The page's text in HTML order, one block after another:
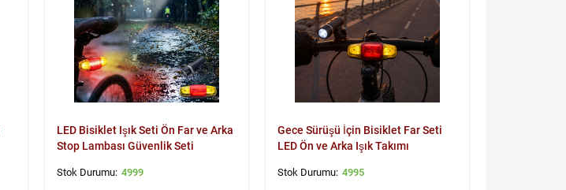
LED Bisiklet Işık Seti Ön Far ve Arka
Stop Lambası Güvenlik Seti
4999
Gece Sürüşü İçin Bisiklet Far Seti
LED Ön ve Arka Işık Takımı
4995